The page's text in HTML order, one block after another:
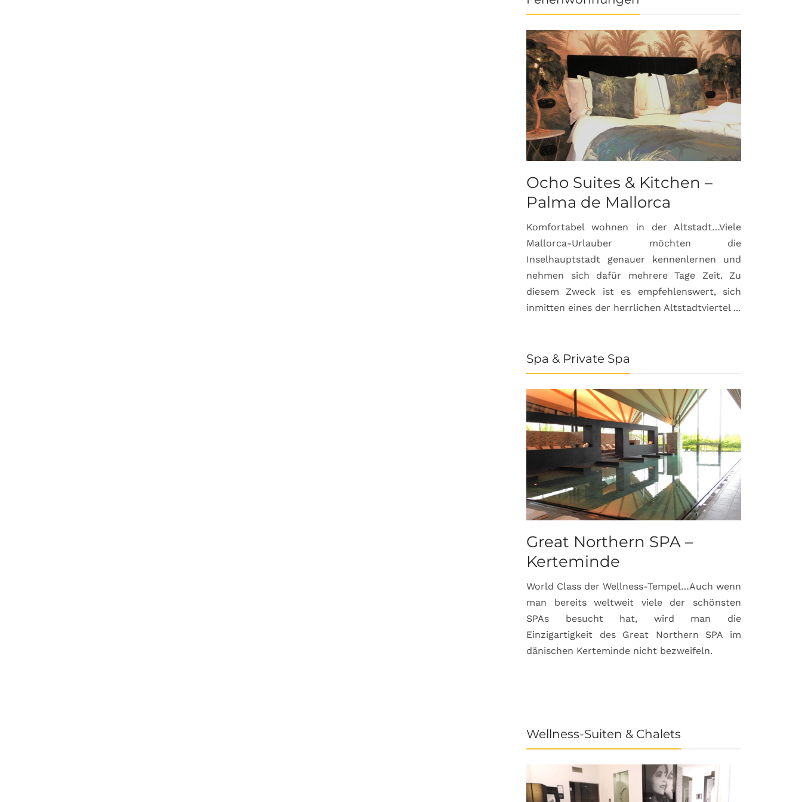
Ocho Suites & Kitchen –
Palma de Mallorca
Komfortabel wohnen in der Altstadt…Viele
Mallorca-Urlauber möchten die
Inselhauptstadt genauer kennenlernen und
nehmen sich dafür mehrere Tage Zeit. Zu
diesem Zweck ist es empfehlenswert, sich
inmitten eines der herrlichen Altstadtviertel ...
Spa & Private Spa
Great Northern SPA –
Kerteminde
World Class der Wellness-Tempel…Auch wenn
man bereits weltweit viele der schönsten
SPAs besucht hat, wird man die
Einzigartigkeit des Great Northern SPA im
dänischen Kerteminde nicht bezweifeln.
Wellness-Suiten & Chalets